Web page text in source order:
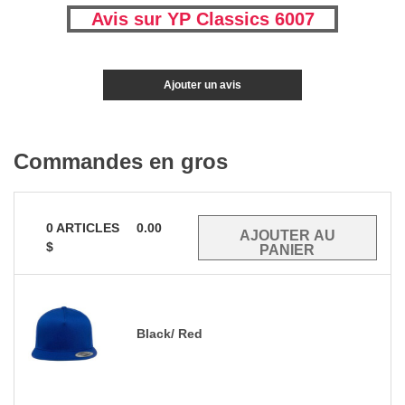
Avis sur YP Classics 6007
Ajouter un avis
Commandes en gros
0ARTICLES
0.00
$
Black/ Red